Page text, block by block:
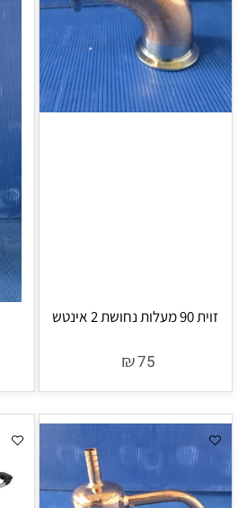
זוית 90 מעלות נחושת 2 אינטש
₪75